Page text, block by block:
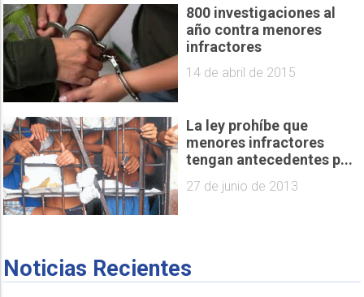
800 investigaciones al
año contra menores
infractores
14 de abril de 2015
La ley prohíbe que
menores infractores
tengan antecedentes p...
27 de junio de 2013
Noticias Recientes